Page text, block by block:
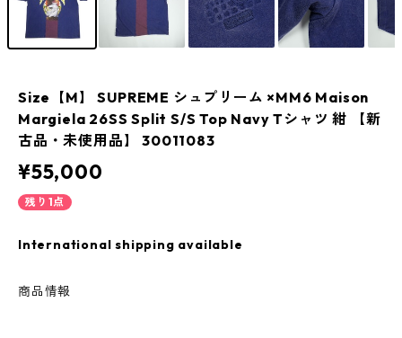
Size【M】 SUPREME シュプリーム ×MM6 Maison
Margiela 26SS Split S/S Top Navy Tシャツ 紺 【新
古品・未使用品】 30011083
¥55,000
残り1点
International shipping available
商品情報